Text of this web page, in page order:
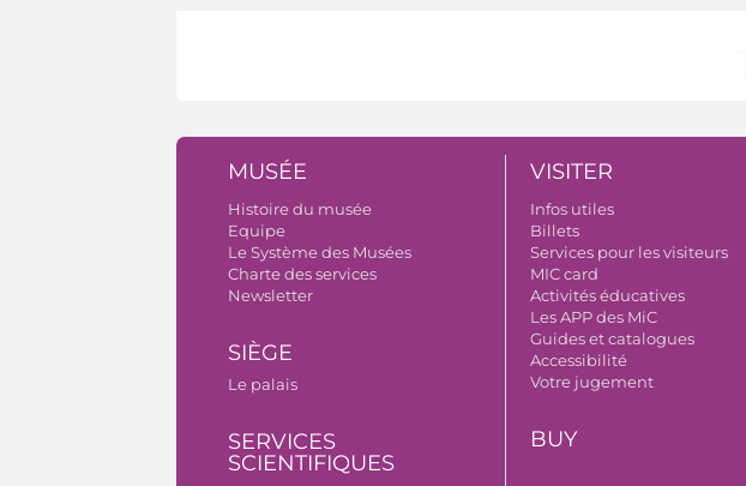
MUSÉE
Histoire du musée
Equipe
Le Système des Musées
Charte des services
Newsletter
SIÈGE
Le palais
SERVICES
SCIENTIFIQUES
VISITER
Infos utiles
Billets
Services pour les visiteurs
MIC card
Activités éducatives
Les APP des MiC
Guides et catalogues
Accessibilité
Votre jugement
BUY